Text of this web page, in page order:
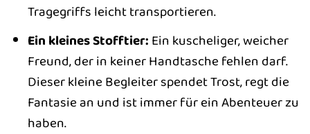
Tragegriffs leicht transportieren.
Ein kleines Stofftier: Ein kuscheliger, weicher
Freund, der in keiner Handtasche fehlen darf.
Dieser kleine Begleiter spendet Trost, regt die
Fantasie an und ist immer für ein Abenteuer zu
haben.